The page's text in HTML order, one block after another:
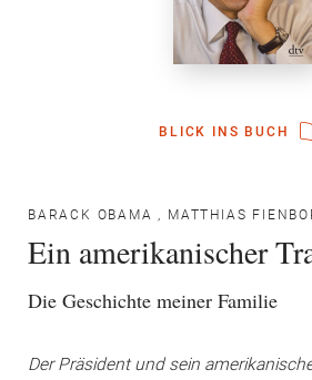
BLICK INS BUCH
BARACK OBAMA , MATTHIAS
Ein amerikanischer
Die Geschichte meiner Familie
Der Präsident und sein